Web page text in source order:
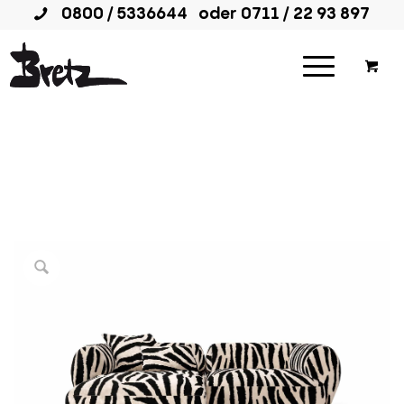
0800 / 5336644 oder 0711 / 22 93 897